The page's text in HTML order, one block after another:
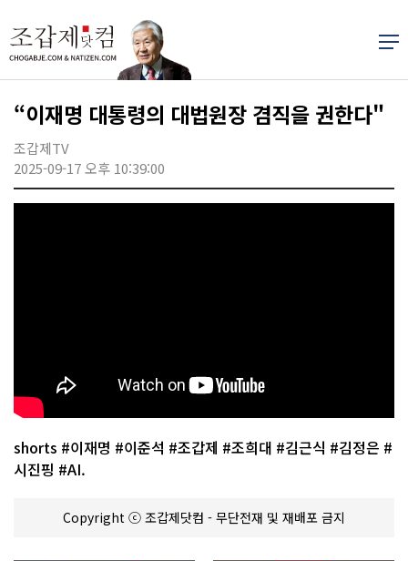
“이재명 대통령의 대법원장 겸직을 권한다"
조갑제TV
2025-09-17 오후 10:39:00
shorts #이재명 #이준석 #조갑제 #조희대 #김근식 #김정은 #
시진핑 #AI.
Copyright ⓒ 조갑제닷컴 - 무단전재 및 재배포 금지